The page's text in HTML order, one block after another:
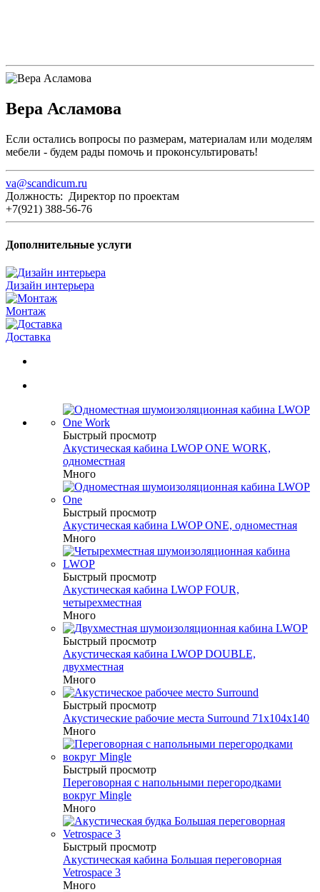
Вера Асламова
Если остались вопросы по размерам, материалам или моделям
мебели - будем рады помочь и проконсультировать!
va@scandicum.ru
Должность: Директор по проектам
+7(921) 388-56-76
Дополнительные услуги
Дизайн интерьера
Монтаж
Доставка
Быстрый просмотр
Акустическая кабина LWOP ONE WORK,
одноместная
Много
Быстрый просмотр
Акустическая кабина LWOP ONE, одноместная
Много
Быстрый просмотр
Акустическая кабина LWOP FOUR,
четырехместная
Много
Быстрый просмотр
Акустическая кабина LWOP DOUBLE,
двухместная
Много
Быстрый просмотр
Акустические рабочие места Surround 71x104x140
Много
Быстрый просмотр
Переговорная с напольными перегородками
вокруг Mingle
Много
Быстрый просмотр
Акустическая кабина Большая переговорная
Vetrospace 3
Много